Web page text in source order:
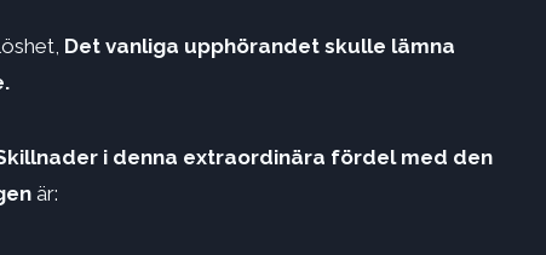
Det vanliga upphörandet skulle lämna
i denna extraordinära fördel med den
är: